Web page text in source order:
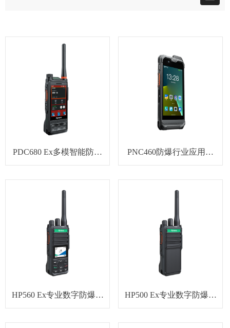
PDC680 Ex多模智能防爆
终端
PNC460防爆行业应用终
端
HP560 Ex专业数字防爆对
讲机
HP500 Ex专业数字防爆对
讲机